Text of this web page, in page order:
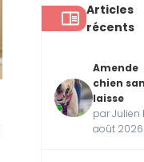
Articles
récents
Amende
chien
laisse
par Julien
août 2026